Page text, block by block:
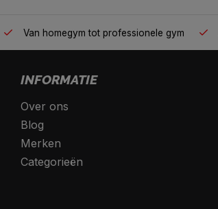
Van homegym tot professionele gym
INFORMATIE
Over ons
Blog
Merken
Categorieën